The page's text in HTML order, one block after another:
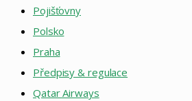
Pojišťovny
Polsko
Praha
Předpisy & regulace
Qatar Airways